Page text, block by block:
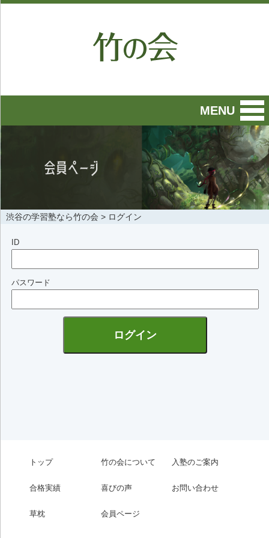
MENU
渋谷の学習塾なら竹の会 > ログイン
ID
パスワード
トップ 竹の会について 入塾のご案内
合格実績 喜びの声 お問い合わせ
草枕 会員ページ